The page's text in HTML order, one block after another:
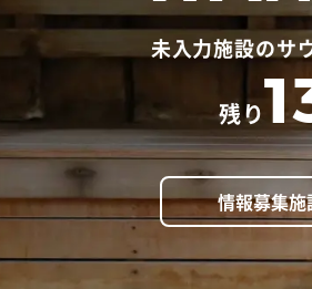
未入力施設のサ
残り
情報募集